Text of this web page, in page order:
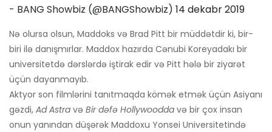
- BANG Showbiz (@BANGShowbiz) 14 dekabr 2019
Nə olursa olsun, Maddoks və Brad Pitt bir müddətdir ki, bir-
biri ilə danışmırlar. Maddox hazırda Cənubi Koreyadakı bir
universitetdə dərslərdə iştirak edir və Pitt hələ bir ziyarət
üçün dayanmayıb.
Aktyor son filmlərini tanıtmaqda kömək etmək üçün Asiyanı
gəzdi, Ad Astra və Bir dəfə Hollywoodda və bir çox insan
onun yanından düşərək Maddoxu Yonsei Universitetində